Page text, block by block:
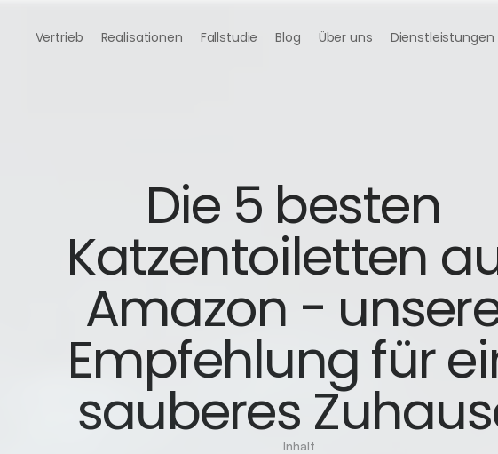
Vertrieb Realisationen Fallstudie Blog Über uns Dienstleistungen
Die 5 besten
Katzentoiletten
Amazon -
Empfehlung für
sauberesInhalt